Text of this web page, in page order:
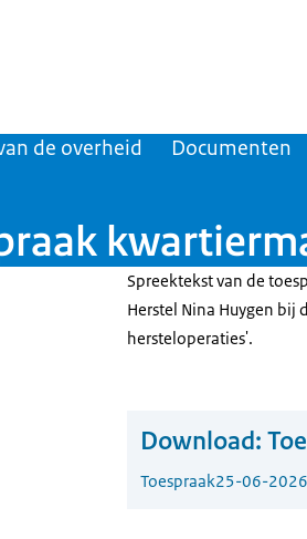
de overheid Documenten
Spreektekst van de
Herstel Nina Huygen bij
hersteloperaties'.
Download:
Toespraak25-06-2026